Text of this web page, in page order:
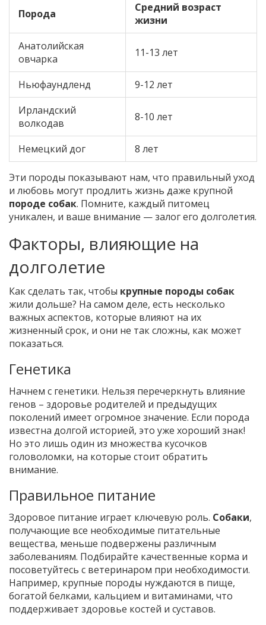
Порода
Средний возраст
жизни
Анатолийская
овчарка
11-13 лет
Ньюфаундленд
9-12 лет
Ирландский
волкодав
8-10 лет
Немецкий дог 8 лет
Эти породы показывают нам, что правильный уход
и любовь могут продлить жизнь даже крупной
породе собак. Помните, каждый питомец
уникален, и ваше внимание — залог его долголетия.
Факторы, влияющие на
долголетие
Как сделать так, чтобы крупные породы собак
жили дольше? На самом деле, есть несколько
важных аспектов, которые влияют на их
жизненный срок, и они не так сложны, как может
показаться.
Генетика
Начнем с генетики. Нельзя перечеркнуть влияние
генов – здоровье родителей и предыдущих
поколений имеет огромное значение. Если порода
известна долгой историей, это уже хороший знак!
Но это лишь один из множества кусочков
головоломки, на которые стоит обратить
внимание.
Правильное питание
Здоровое питание играет ключевую роль. Собаки,
получающие все необходимые питательные
вещества, меньше подвержены различным
заболеваниям. Подбирайте качественные корма и
посоветуйтесь с ветеринаром при необходимости.
Например, крупные породы нуждаются в пище,
богатой белками, кальцием и витаминами, что
поддерживает здоровье костей и суставов.